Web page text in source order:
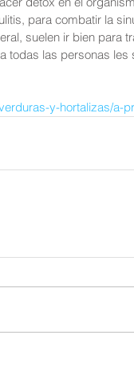
para combatir la
suelen ir bien para
todas las personas les
y-hortalizas/a-